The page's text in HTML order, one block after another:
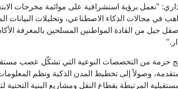
"نعمل برؤية استشرافية على موائمة مخرجات
في مجالات الذكاء الاصطناعي، وتحليلات البيانات
جيل من القادة المواطنين المسلحين بالمعرفة
حزمة من التخصصات النوعية التي تشكّل عصب مستقبل
المرتبطة بقطاع النقل ومشاريع البنية التحتية